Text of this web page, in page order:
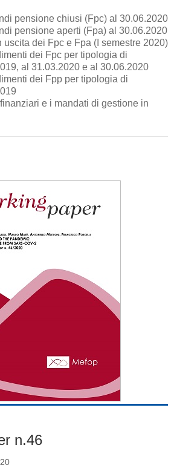
pensione chiusi (Fpc) al 30.06.2020
pensione aperti (Fpa) al 30.06.2020
uscita dei Fpc e Fpa (I semestre 2020)
dei Fpc per tipologia di
al 31.03.2020 e al 30.06.2020
dei Fpp per tipologia di
e i mandati di gestione in
n.46